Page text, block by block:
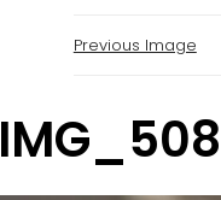
Previous Image